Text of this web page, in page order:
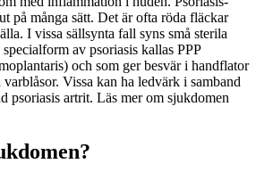
på många sätt. Det är ofta röda fläckar
I vissa sällsynta fall syns små sterila
av psoriasis kallas PPP
och som ger besvär i handflator
Vissa kan ha ledvärk i samband
psoriasis artrit. Läs mer om sjukdomen